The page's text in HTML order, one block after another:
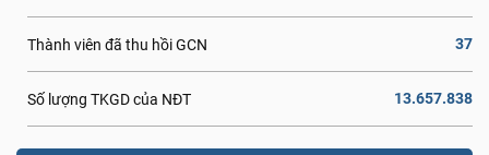
Thành viên đã thu hồi GCN 37
Số lượng TKGD của NĐT 13.657.838